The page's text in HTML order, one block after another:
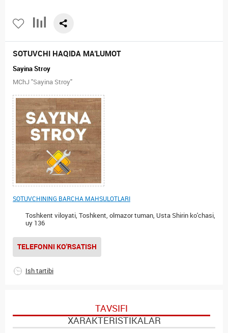
SOTUVCHI HAQIDA MA'LUMOT
Sayina Stroy
MChJ "Sayina Stroy"
SOTUVCHINING BARCHA MAHSULOTLARI
Toshkent viloyati, Toshkent, olmazor tuman, Usta Shirin ko'chasi,
uy 136
TELEFONNI KO'RSATISH
Ish tartibi
TAVSIFI
XARAKTERISTIKALAR